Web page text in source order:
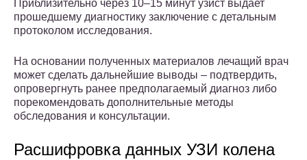
Приблизительно через 10–15 минут узист выдает
прошедшему диагностику заключение с детальным
протоколом исследования.
На основании полученных материалов лечащий врач
может сделать дальнейшие выводы – подтвердить,
опровергнуть ранее предполагаемый диагноз либо
порекомендовать дополнительные методы
обследования и консультации.
Расшифровка данных УЗИ колена